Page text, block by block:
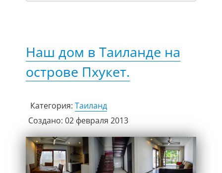
Наш дом в Таиланде на
острове Пхукет.
Категория: Таиланд
Создано: 02 февраля 2013